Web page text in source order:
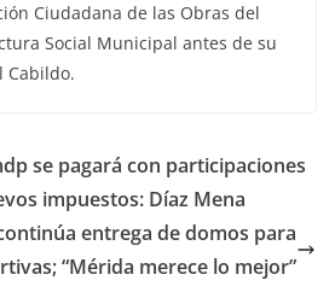
Ciudadana de las Obras del
Social Municipal antes de su
Cabildo.
se pagará con participaciones
impuestos: Díaz Mena
entrega de domos para
“Mérida merece lo mejor”